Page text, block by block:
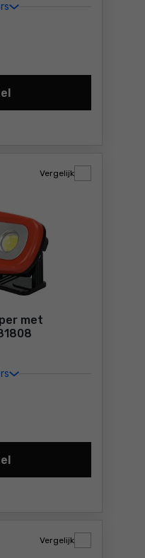
Stanley
met
Vergelijk
schijnwerper
Vergelijk